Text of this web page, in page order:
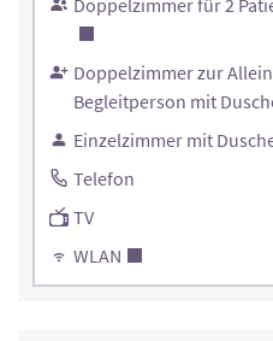
Doppelzimmer für 2
Doppelzimmer zur
Begleitperson mit
Einzelzimmer mit
Telefon
TV
WLAN